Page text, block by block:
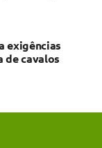
exigências
de cavalos